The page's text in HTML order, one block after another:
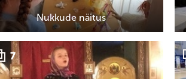
Nukkude näitus
7